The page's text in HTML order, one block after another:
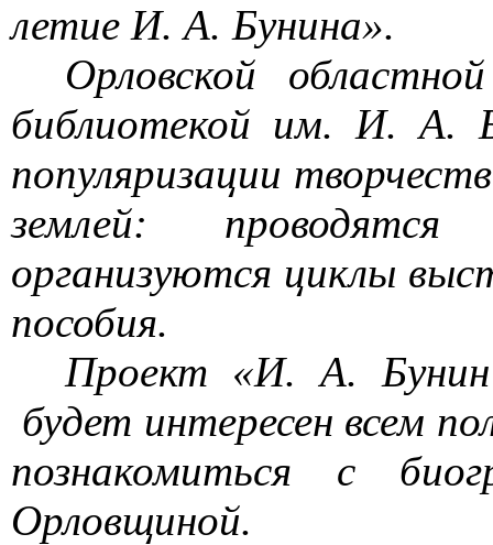
летие И. А. Бунина».
Орловской
библиотекой им. И. А.
популяризации
землей: проводятся
организуются циклы
пособия.
Проект «И. А.
будет интересен всем
познакомиться с
Орловщиной.